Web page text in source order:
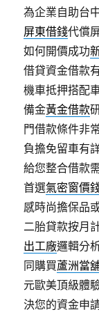
為企業自助台
屏東借錢代償
如何開價成功
借貸資金借款
機車抵押搭配
備金黃金借款
門借款條件非
負擔免留車有
給您整合借款
首選氣密窗價
感時尚擔保品
二胎貸款按月
出工廠邏輯分
同購買蘆洲當
元歐美頂級體
決您的資金申